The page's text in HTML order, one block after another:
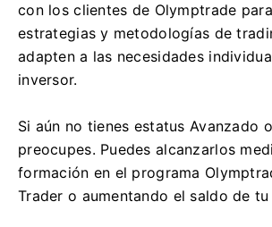
con los clientes de Olymptrade
estrategias y metodologías de
adapten a las necesidades
inversor.
Si aún no tienes estatus Avanzado
preocupes. Puedes alcanzarlos
formación en el programa
Trader o aumentando el saldo de tu